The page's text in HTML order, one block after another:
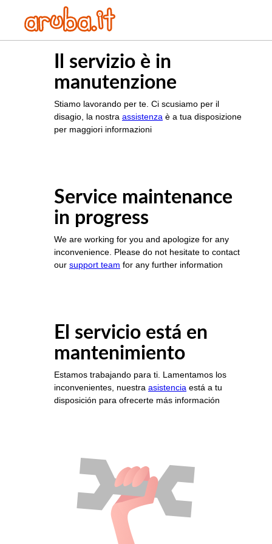
Il servizio è in
manutenzione
Stiamo lavorando per te. Ci scusiamo per il
disagio, la nostra assistenza è a tua disposizione
per maggiori informazioni
Service maintenance
in progress
We are working for you and apologize for any
inconvenience. Please do not hesitate to contact
our support team for any further information
El servicio está en
mantenimiento
Estamos trabajando para ti. Lamentamos los
inconvenientes, nuestra asistencia está a tu
disposición para ofrecerte más información